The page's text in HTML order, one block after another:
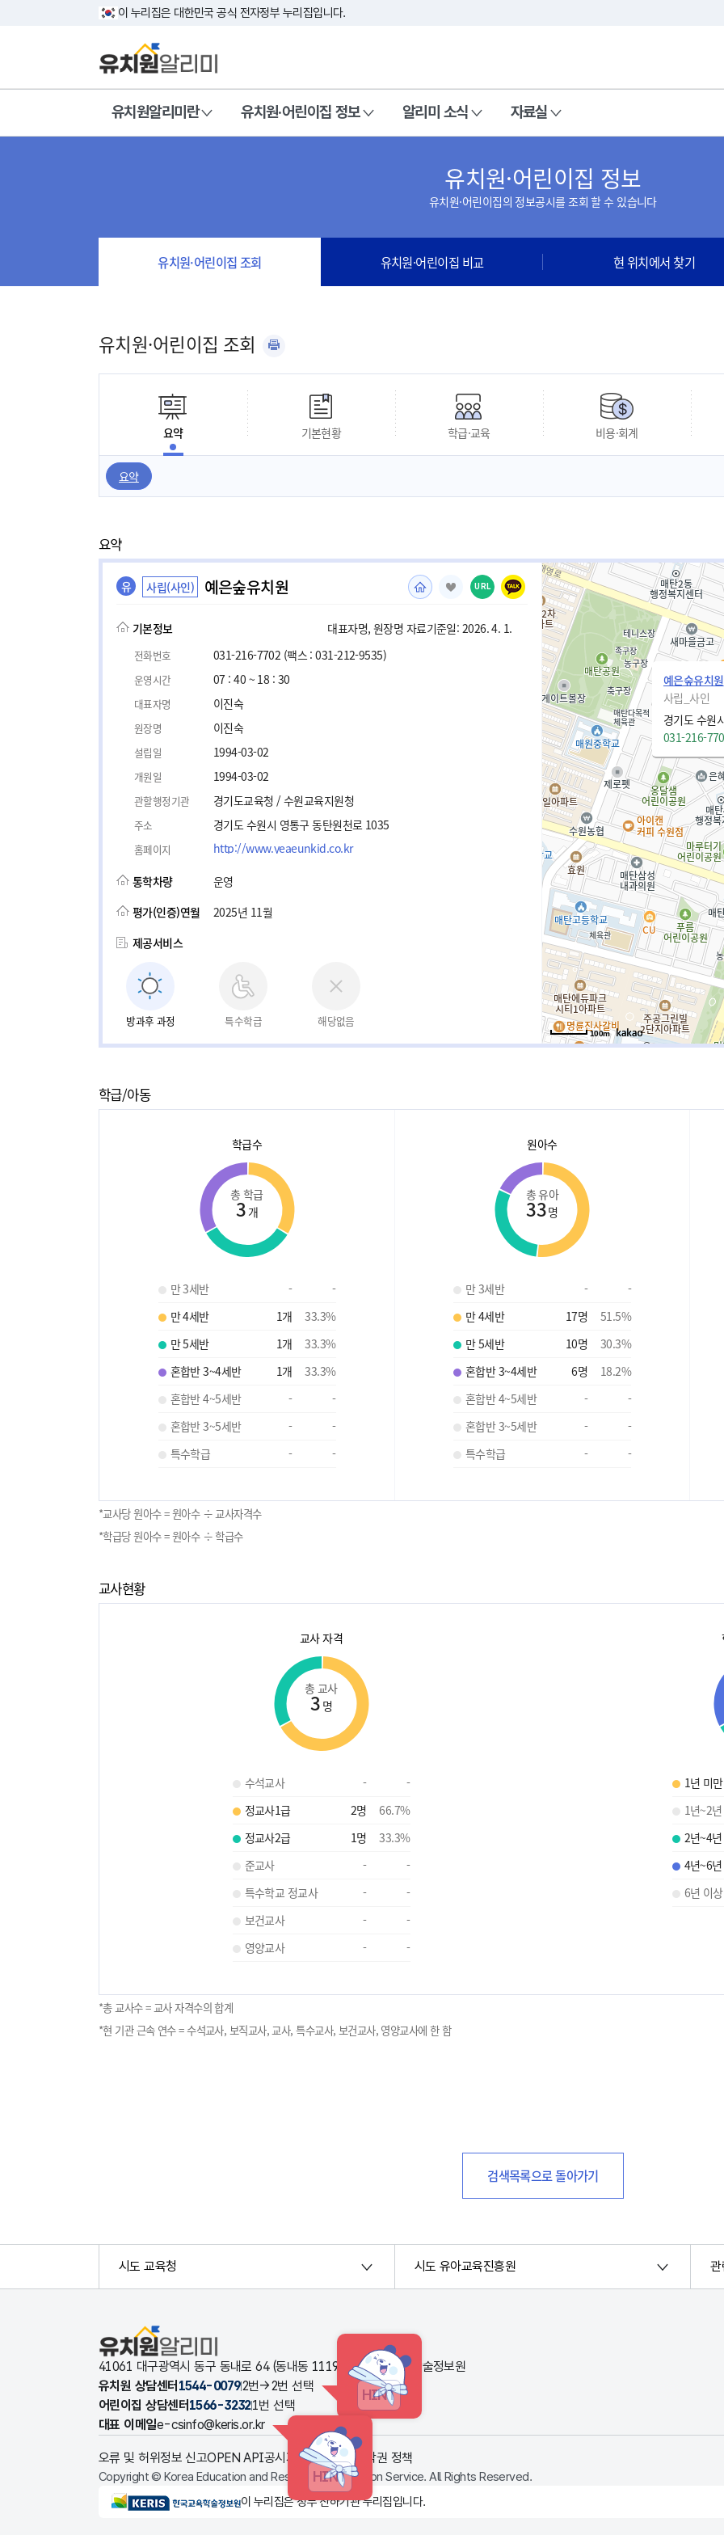
이 누리집은 대한민국 공식 전자정부 누리집입니다.
유치원알리미란 유치원·어린이집 정보 알리미 소식 자료실
유치원·어린이집 정보
유치원·어린이집의 정보공시를 조회 할 수 있습니다
유치원·어린이집 조회 유치원·어린이집 비교 현 위치에서 찾기
유치원·어린이집 조회
요약 기본현황 학급·교육 비용·회계
요약
요약
유 사립(사인) 예은숲유치원 URL
기본정보 대표자명, 원장명 자료기준일: 2026. 4. 1.
전화번호 031-216-7702 (팩스 : 031-212-9535)
운영시간 07 : 40 ~ 18 : 30
대표자명 이진숙
원장명 이진숙
설립일 1994-03-02
개원일 1994-03-02
관할행정기관 경기도교육청 / 수원교육지원청
주소 경기도 수원시 영통구 동탄원천로 1035
홈페이지 http://www.yeaeunkid.co.kr
통학차량
운영
평가(인증)연월
2025년 11월
제공서비스
방과후 과정 특수학급 해당없음
예은숲유치원
사립_사인
경기도 수원
031-216-
100m
학급/아동
학급수
총 학급
3 개
만 3세반 -
-
만 4세반
1개 33.3%
만 5세반
1개 33.3%
혼합반 3~4세반
1개 33.3%
혼합반 4~5세반
-
-
혼합반 3~5세반
-
-
특수학급
- -
원아수
총 유아
33명
만 3세반 -
-
만 4세반
17명 51.5%
만 5세반
10명 30.3%
혼합반 3~4세반
6명 18.2%
혼합반 4~5세반
-
-
혼합반 3~5세반
-
-
특수학급
- -
*교사당 원아수 = 원아수 ÷ 교사자격수
*학급당 원아수 = 원아수 ÷ 학급수
교사현황
교사 자격
총 교사
3 명
수석교사 -
-
정교사1급
2명 66.7%
정교사2급
1명 33.3%
준교사
-
-
특수학교 정교사
-
-
보건교사
-
-
영양교사
- -
1년 미만
1년~2
2년~4
4년~6
6년 이상
*총 교사수 = 교사 자격수의 합계
*현 기관 근속 연수 = 수석교사, 보직교사, 교사, 특수교사, 보건교사, 영양교사에 한 함
검색목록으로 돌아가기
시도 교육청 시도 유아교육진흥원
유치원알리미
41061 대구광역시 동구 동내로 64 (동내동 1119번지) 한국교육학술정보원
유치원 상담센터 1544-00792번→2번 선택
HINT
어린이집 상담센터 1566-32321번 선택
대표 이메일e-csinfo@keris.or.kr
HINT
오류 및 허위정보 신고OPEN API공시자료 다운로드저작권 정책
Copyright © Korea Education and Research Information Service. All Rights Reserved.
KERIS한국교육학술정보원이 누리집은 정부 산하기관 누리집입니다.